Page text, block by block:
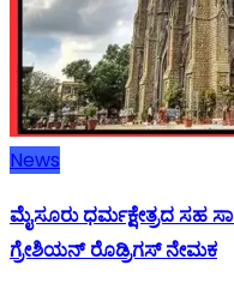
News
ಮೈಸೂರು ಧರ್ಮಕ್ಷೇತ್ರದ ಸಹ
ಗ್ರೇಶಿಯನ್ ರೊಡ್ರಿಗಸ್ ನೇಮಕ